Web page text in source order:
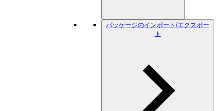
パッケージのインポート/エクスポー
ト